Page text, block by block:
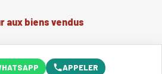
aux biens vendus
APPELER